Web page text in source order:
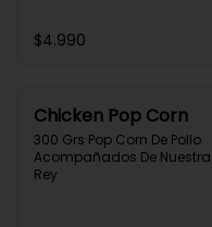
$4.990
Chicken Pop Corn
300 Grs Pop Corn De Pollo
Acompañados De
Rey